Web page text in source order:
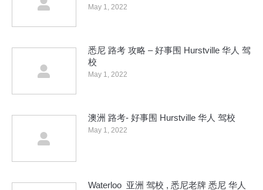
May 1, 2022
悉尼 路考 攻略 – 好事围 Hurstville 华人 驾
校
May 1, 2022
澳洲 路考- 好事围 Hurstville 华人 驾校
May 1, 2022
Waterloo 亚洲 驾校 , 悉尼老牌 悉尼 华人